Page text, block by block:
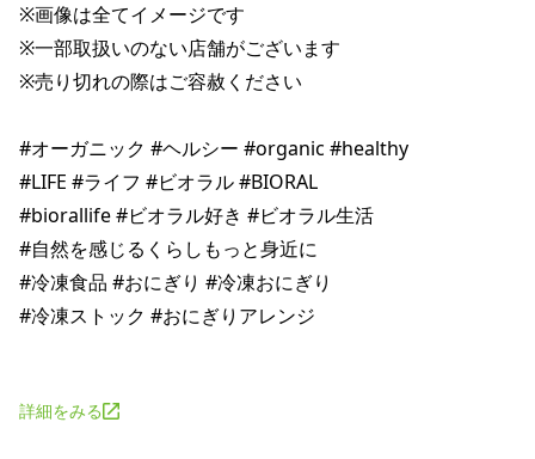
※画像は全てイメージです
※一部取扱いのない店舗がございます
※売り切れの際はご容赦ください
#オーガニック #ヘルシー #organic #healthy
#LIFE #ライフ #ビオラル #BIORAL
#biorallife #ビオラル好き #ビオラル生活
#自然を感じるくらしもっと身近に
#冷凍食品 #おにぎり #冷凍おにぎり
#冷凍ストック #おにぎりアレンジ
詳細をみる